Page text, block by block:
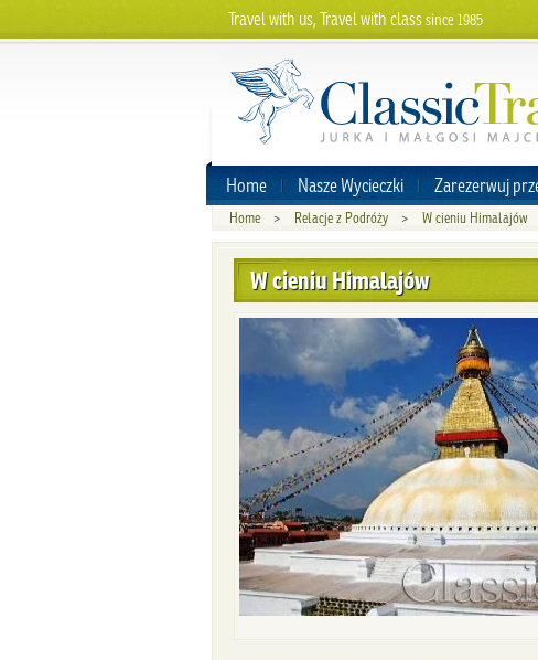
Travel with us, Travel with classsince 1985
Home Nasze Wycieczki Zarezerwuj
Home > Relacje z Podróży > W cieniu Himalajów
W cieniu Himalajów